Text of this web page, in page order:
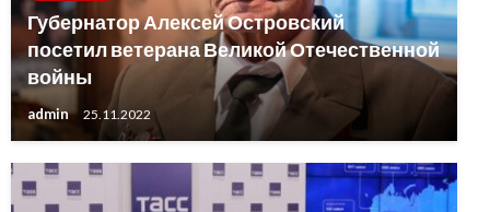
Губернатор Алексей Островский
посетил ветерана Великой Отечественной
войны
admin 25.11.2022